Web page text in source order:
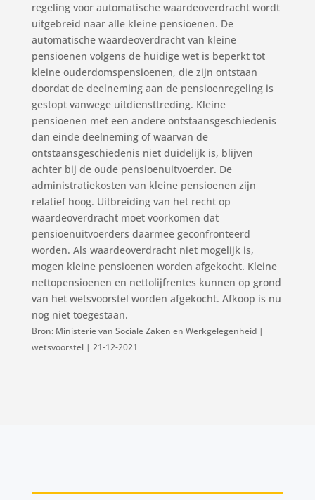
regeling voor automatische waardeoverdracht wordt
uitgebreid naar alle kleine pensioenen. De
automatische waardeoverdracht van kleine
pensioenen volgens de huidige wet is beperkt tot
kleine ouderdomspensioenen, die zijn ontstaan
doordat de deelneming aan de pensioenregeling is
gestopt vanwege uitdiensttreding. Kleine
pensioenen met een andere ontstaansgeschiedenis
dan einde deelneming of waarvan de
ontstaansgeschiedenis niet duidelijk is, blijven
achter bij de oude pensioenuitvoerder. De
administratiekosten van kleine pensioenen zijn
relatief hoog. Uitbreiding van het recht op
waardeoverdracht moet voorkomen dat
pensioenuitvoerders daarmee geconfronteerd
worden. Als waardeoverdracht niet mogelijk is,
mogen kleine pensioenen worden afgekocht. Kleine
nettopensioenen en nettolijfrentes kunnen op grond
van het wetsvoorstel worden afgekocht. Afkoop is nu
nog niet toegestaan.
Bron: Ministerie van Sociale Zaken en Werkgelegenheid |
wetsvoorstel | 21-12-2021